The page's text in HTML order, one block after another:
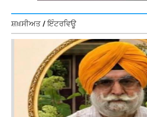
ਸ਼ਖ਼ਸੀਅਤ / ਇੰਟਰਵਿਊ